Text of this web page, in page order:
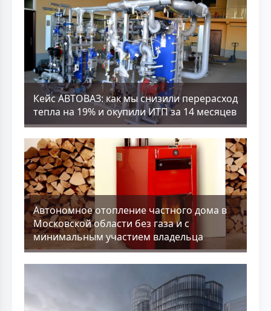
Кейс АВТОВАЗ: как мы снизили перерасход
тепла на 19% и окупили ИТП за 14 месяцев
Aвтономное отопление частного дома в
Московской области без газа и с
минимальным участием владельца